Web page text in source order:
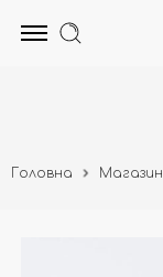
Головна Магазин